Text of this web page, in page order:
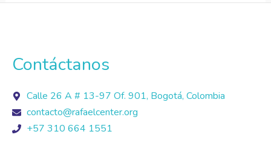
Contáctanos
Calle 26 A # 13-97 Of. 901, Bogotá, Colombia
contacto@rafaelcenter.org
+57 310 664 1551